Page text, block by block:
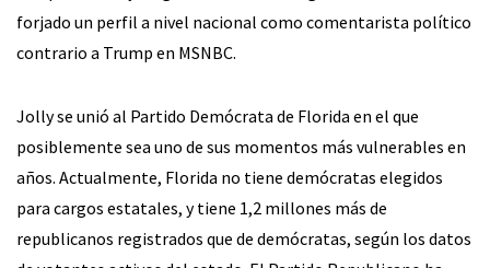
forjado un perfil a nivel nacional como comentarista político
contrario a Trump en MSNBC.
Jolly se unió al Partido Demócrata de Florida en el que
posiblemente sea uno de sus momentos más vulnerables en
años. Actualmente, Florida no tiene demócratas elegidos
para cargos estatales, y tiene 1,2 millones más de
republicanos registrados que de demócratas, según los datos